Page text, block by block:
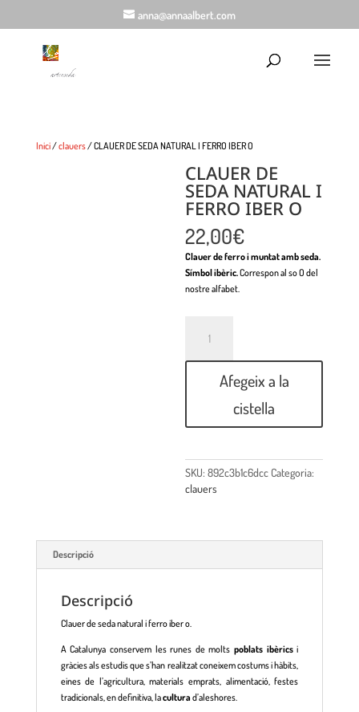
anna@annaalbert.com
Inici/clauers/ CLAUER DE SEDA NATURAL I FERRO IBER O
CLAUER DE
SEDA NATURAL I
FERRO IBER O
22,00€
Clauer de ferro i muntat amb seda.
Símbol ibèric.Correspon al so O del
nostre alfabet.
Afegeix a la
cistella
SKU:892c3b1c6dcc Categoria:
clauers
Descripció
Descripció
Clauer de seda natural i ferro iber o.
A Catalunya conservem les runes de molts poblats ibèricsi
gràcies als estudis que s’han realitzat coneixem costums i hàbits,
eines de l’agricultura, materials emprats, alimentació, festes
tradicionals, en definitiva, laculturad’aleshores.